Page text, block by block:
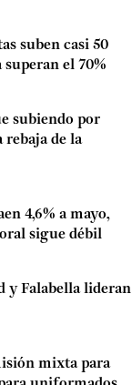
suben casi 50
el 70%
subiendo por
rebaja de la
4,6% a mayo,
sigue débil
y Falabella lideran
mixta para